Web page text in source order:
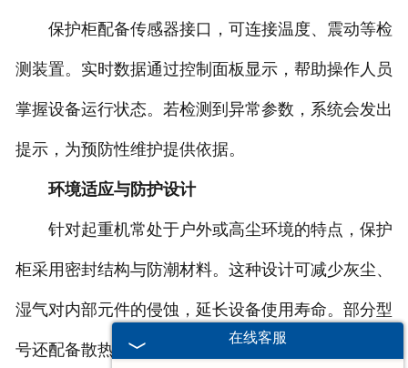
保护柜配备传感器接口，可连接温度、震动等检
测装置。实时数据通过控制面板显示，帮助操作人员
掌握设备运行状态。若检测到异常参数，系统会发出
提示，为预防性维护提供依据。
环境适应与防护设计
针对起重机常处于户外或高尘环境的特点，保护
柜采用密封结构与防潮材料。这种设计可减少灰尘、
湿气对内部元件的侵蚀，延长设备使用寿命。部分型
号还配备散热装置，确保高温环境下仍能稳定运行。
在线客服